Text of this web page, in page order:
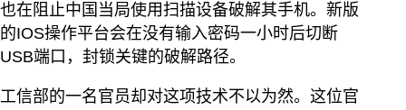
也在阻止中国当局使用扫描设备破解其手机。新版
的IOS操作平台会在没有输入密码一小时后切断
USB端口，封锁关键的破解路径。
工信部的一名官员却对这项技术不以为然。这位官